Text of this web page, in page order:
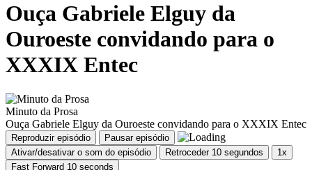
Ouça Gabriele Elguy da
Ouroeste convidando para o
XXXIX Entec
Minuto da Prosa
Ouça Gabriele Elguy da Ouroeste convidando para o XXXIX Entec
Reproduzir episódio
Pausar episódio
Ativar/desativar o som do episódio
Retroceder 10 segundos
1x
Fast Forward 10 seconds